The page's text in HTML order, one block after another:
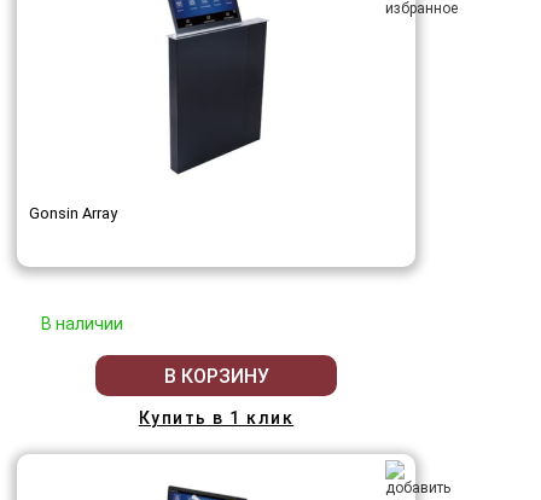
Gonsin Array
В наличии
В КОРЗИНУ
Купить в 1 клик